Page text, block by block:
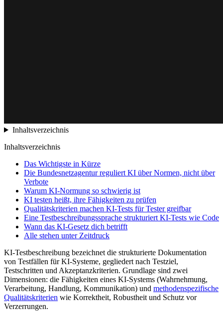
Inhaltsverzeichnis
Inhaltsverzeichnis
Das Wichtigste in Kürze
Die Bundesnetzagentur reguliert KI über Normen, nicht über
Verbote
Warum KI-Normung so schwierig ist
KI testen heißt, ihre Fähigkeiten zu prüfen
Qualitätskriterien machen KI-Tests für Tester greifbar
Eine Testbeschreibungssprache strukturiert KI-Tests wie Code
Wann das KI-Gesetz dich betrifft
Alle stehen unter Zeitdruck
KI-Testbeschreibung bezeichnet die strukturierte Dokumentation
von Testfällen für KI-Systeme, gegliedert nach Testziel,
Testschritten und Akzeptanzkriterien. Grundlage sind zwei
Dimensionen: die Fähigkeiten eines KI-Systems (Wahrnehmung,
Verarbeitung, Handlung, Kommunikation) und methodenspezifische
Qualitätskriterien wie Korrektheit, Robustheit und Schutz vor
Verzerrungen.